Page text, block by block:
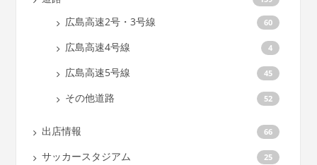
広島高速2号・3号線 60
広島高速4号線 4
広島高速5号線 45
その他道路 52
出店情報 66
サッカースタジアム 25